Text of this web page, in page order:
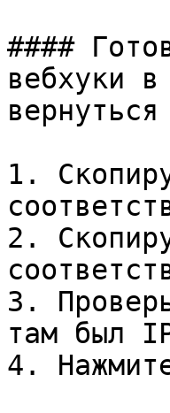
####
вебхуки
1.
2.
3.
там был
4.